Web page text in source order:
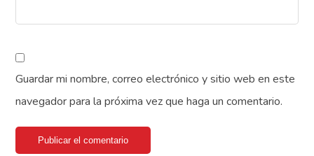
Guardar mi nombre, correo electrónico y sitio web en este
navegador para la próxima vez que haga un comentario.
Publicar el comentario